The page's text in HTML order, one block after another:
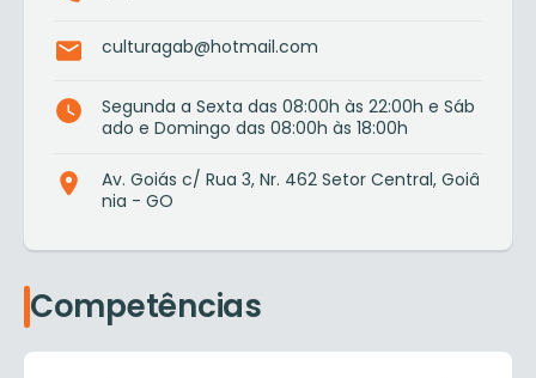
culturagab@hotmail.com
Segunda a Sexta das 08:00h às 22:00h e Sáb
ado e Domingo das 08:00h às 18:00h
Av. Goiás c/ Rua 3, Nr. 462 Setor Central, Goiâ
nia - GO
Competências